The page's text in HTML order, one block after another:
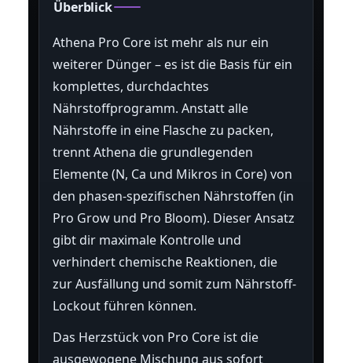
Überblick
Athena Pro Core ist mehr als nur ein
weiterer Dünger – es ist die Basis für ein
komplettes, durchdachtes
Nährstoffprogramm. Anstatt alle
Nährstoffe in eine Flasche zu packen,
trennt Athena die grundlegenden
Elemente (N, Ca und Mikros in Core) von
den phasen-spezifischen Nährstoffen (in
Pro Grow und Pro Bloom). Dieser Ansatz
gibt dir maximale Kontrolle und
verhindert chemische Reaktionen, die
zur Ausfällung und somit zum Nährstoff-
Lockout führen können.
Das Herzstück von Pro Core ist die
ausgewogene Mischung aus sofort